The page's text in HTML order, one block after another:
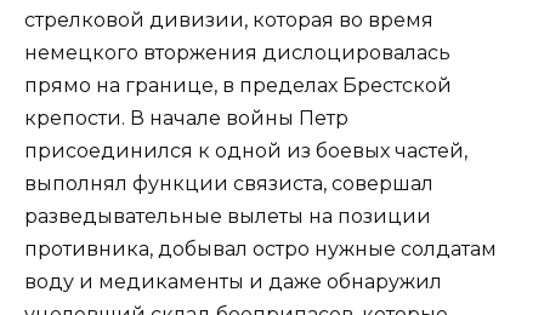
стрелковой дивизии, которая во время
немецкого вторжения дислоцировалась
прямо на границе, в пределах Брестской
крепости. В начале войны Петр
присоединился к одной из боевых частей,
выполнял функции связиста, совершал
разведывательные вылеты на позиции
противника, добывал остро нужные солдатам
воду и медикаменты и даже обнаружил